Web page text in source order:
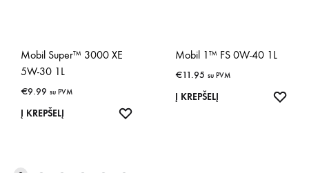
Mobil Super™ 3000 XE
5W-30 1L
€9.99 su PVM
Į KREPŠELĮ
Mobil 1™ FS 0W-40 1L
€11.95 su PVM
Į KREPŠELĮ